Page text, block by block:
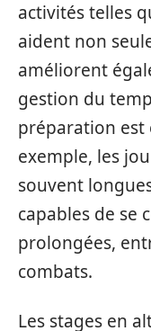
activités telles
aident non
améliorent
gestion du
préparation est
exemple, les
souvent
capables de se
prolongées,
combats.
Les stages en